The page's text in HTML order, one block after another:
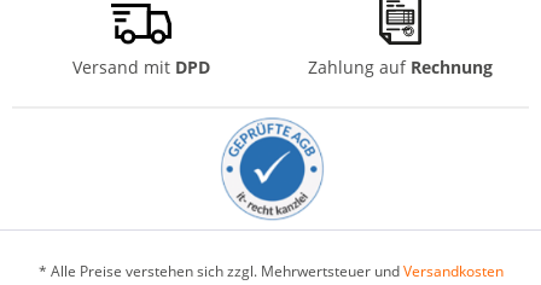
Versand mit DPD Zahlung auf Rechnung
* Alle Preise verstehen sich zzgl. Mehrwertsteuer undVersandkosten